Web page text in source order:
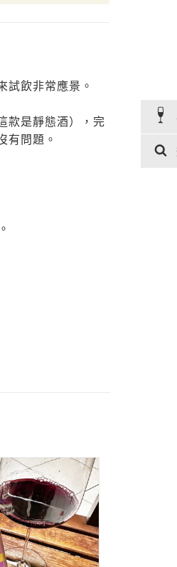
試飲非常應景。
款是靜態酒），完
有問題。